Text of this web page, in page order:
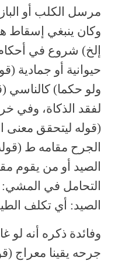
مرسل الكلب أو
وكان ينبغي إسقاط
إلخ) شروع في أحكام
حيوانية أو جمادية
ولو حكما) كالناسي
لفقد الذكاة، وفي
(قوله ليتحقق معنى
الجرح مقامه ط
الصيد أو من يقوم
التحامل في المشي:
الصيد: أي تكلف
وفائدة ذكره أنه لو
جرحه يقينا معراج